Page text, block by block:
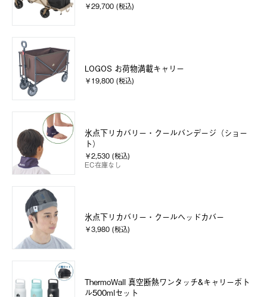
￥29,700 (税込)
LOGOS お荷物満載キャリー
￥19,800 (税込)
氷点下リカバリー・クールバンデージ（ショー
ト）
￥2,530 (税込)
EC在庫なし
氷点下リカバリー・クールヘッドカバー
￥3,980 (税込)
ThermoWall 真空断熱ワンタッチ&キャリーボト
ル500mlセット